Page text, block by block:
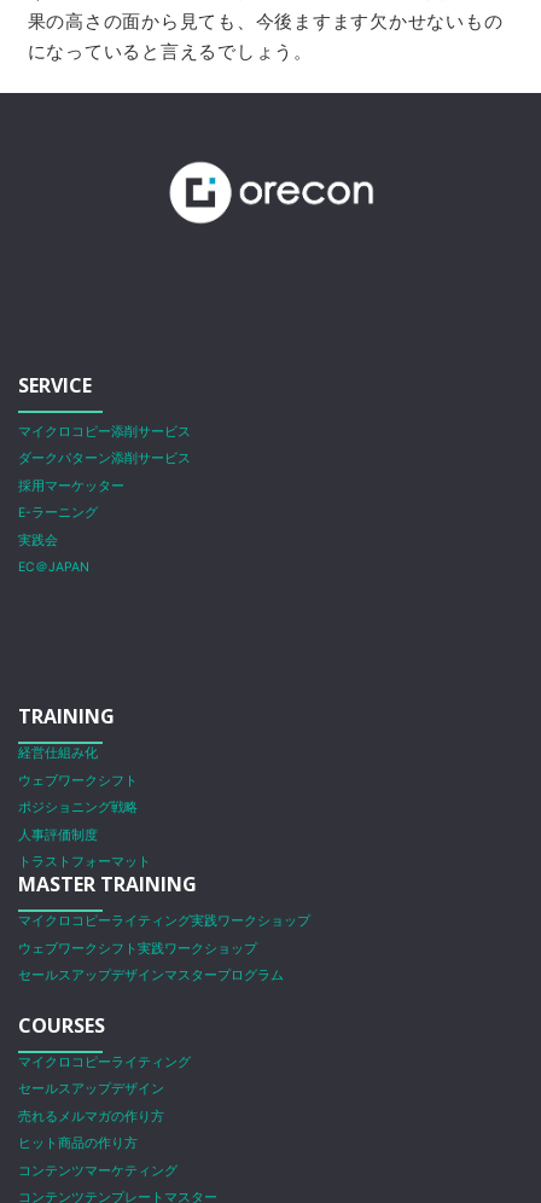
果の高さの面から見ても、今後ますます欠かせないもの
になっていると言えるでしょう。
SERVICE
マイクロコピー添削サービス
ダークパターン添削サービス
採用マーケッター
E-ラーニング
実践会
EC＠JAPAN
TRAINING
経営仕組み化
ウェブワークシフト
ポジショニング戦略
人事評価制度
トラストフォーマット
MASTER TRAINING
マイクロコピーライティング実践ワークショップ
ウェブワークシフト実践ワークショップ
セールスアップデザインマスタープログラム
COURSES
マイクロコピーライティング
セールスアップデザイン
売れるメルマガの作り方
ヒット商品の作り方
コンテンツマーケティング
コンテンツテンプレートマスター